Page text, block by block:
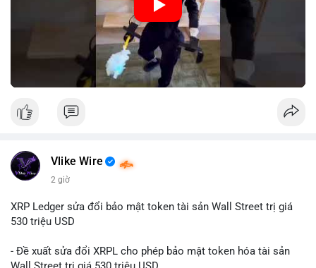
Vlike Wire
2 giờ
XRP Ledger sửa đổi bảo mật token tài sản Wall Street trị giá
530 triệu USD
- Đề xuất sửa đổi XRPL cho phép bảo mật token hóa tài sản